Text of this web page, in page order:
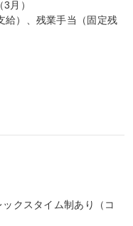
月）
給）、残業手当（固定残
クスタイム制あり（コ